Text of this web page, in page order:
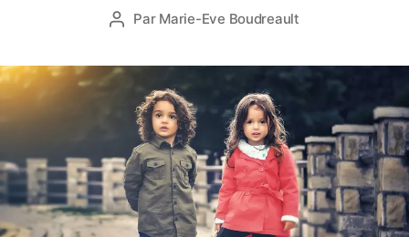
Auteur
Par Marie-Eve Boudreault
Date
t
3